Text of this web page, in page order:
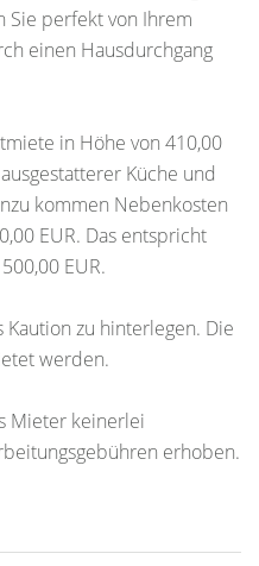
Sie perfekt von Ihrem
einen Hausdurchgang
in Höhe von 410,00
Küche und
kommen Nebenkosten
EUR. Das entspricht
EUR.
zu hinterlegen. Die
werden.
Mieter keinerlei
erhoben.